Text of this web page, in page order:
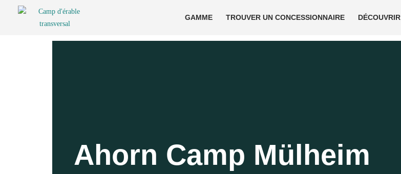
GAMME TROUVER UN CONCESSIONNAIRE DÉCOUVRIR
Ahorn Camp Mülheim